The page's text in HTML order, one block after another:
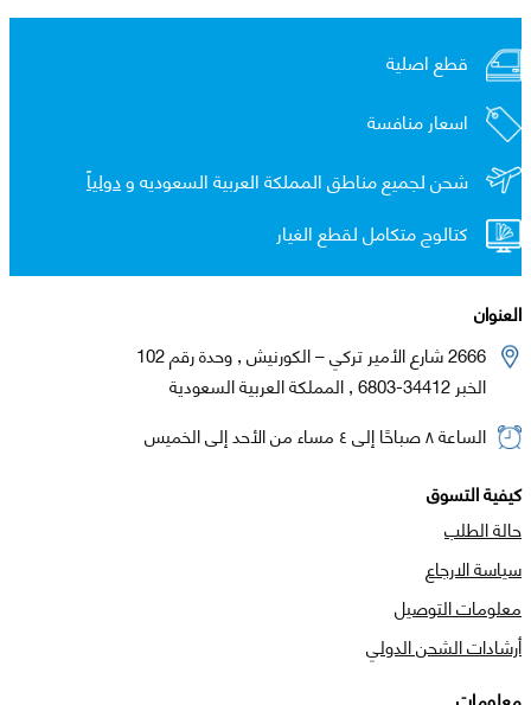
قطع اصلية
اسعار منافسة
شحن لجميع مناطق المملكة العربية السعوديه ودولياً
كتالوج متكامل لقطع الغيار
العنوان
2666 شارع الأمير تركي – الكورنيش , وحدة رقم 102
الخبر 34412-6803 , المملكة العربية السعودية
الساعة ٨ صباحًا إلى ٤ مساء من الأحد إلى الخميس
كيفية التسوق
حالة الطلب
سياسة الارجاع
معلومات التوصيل
أرشادات الشحن الدولي